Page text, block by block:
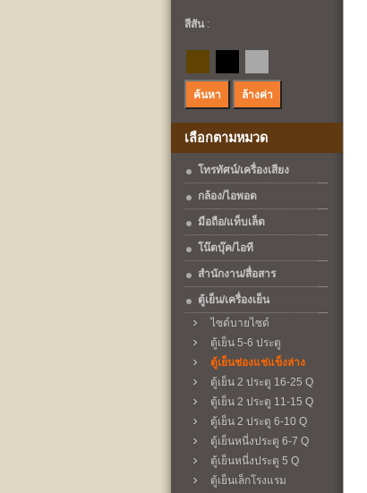
สีสัน:
เลือกตามหมวด
โทรทัศน์/เครื่องเสียง
กล้อง/ไอพอด
มือถือ/แท็บเล็ต
โน๊ตบุ๊ค/ไอที
สำนักงาน/สื่อสาร
ตู้เย็น/เครื่องเย็น
ไซด์บายไซด์
ตู้เย็น 5-6 ประตู
ตู้เย็นช่องแช่แข็งล่าง
ตู้เย็น 2 ประตู 16-25 Q
ตู้เย็น 2 ประตู 11-15 Q
ตู้เย็น 2 ประตู 6-10 Q
ตู้เย็นหนี่งประตู 6-7 Q
ตู้เย็นหนี่งประตู 5 Q
ตู้เย็นเล็กโรงแรม